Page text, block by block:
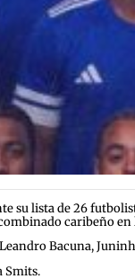
su lista de 26
caribeño en
Bacuna,
Smits.